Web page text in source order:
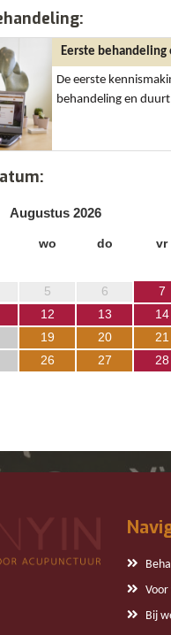
Eerste behandeling
De eerste
behandeling en
Augustus 2026
wo do vr
5 6
7
12 13
14
19 20
21
26 27
28
Bij